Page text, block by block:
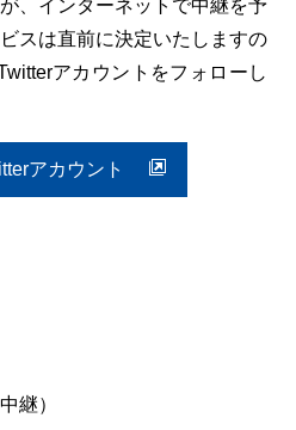
、インターネットで中継を予
スは直前に決定いたしますの
アカウントをフォローし
アカウント
継）